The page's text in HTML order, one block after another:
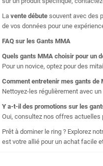
La vente débutesouvent avec des
de vos données pour une
FAQ sur les Gants MMA
Quels gants MMA choisir pour un
Pour un novice, optez pour des
Comment entretenir mes gants de
Nettoyez-les régulièrement avec
Y a-t-il des promotions sur les
Oui, consultez nos offres
Prêt à dominer le ring ? Explorez
est votre allié pour un achat facile